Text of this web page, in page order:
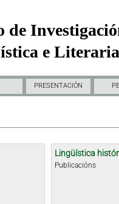
de
e
PRESENTACIÓN
Lingüística
Publicacións